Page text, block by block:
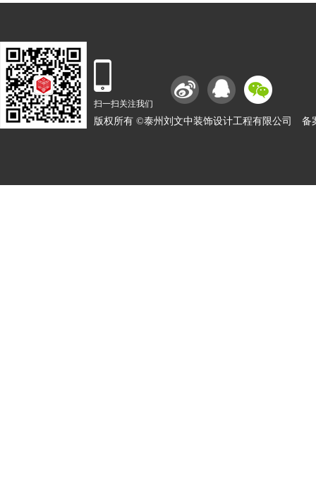
扫一扫关注我们
版权所有 ©泰州刘文中装饰设计工程有限公司 备